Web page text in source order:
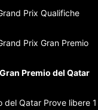
Prix Qualifiche
Prix Gran Premio
Gran Premio del Qatar
del Qatar Prove libere 1